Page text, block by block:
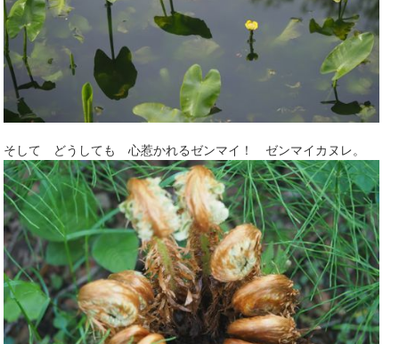
そして どうしても 心惹かれるゼンマイ！ ゼンマイカヌレ。